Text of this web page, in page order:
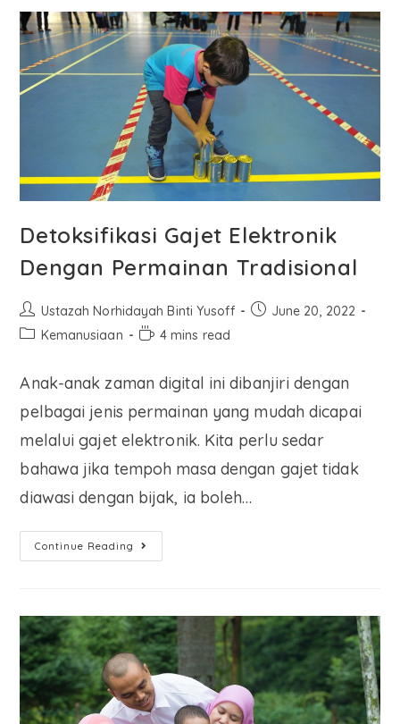
Detoksifikasi Gajet Elektronik
Dengan Permainan Tradisional
Ustazah Norhidayah Binti Yusoff
June 20, 2022
Kemanusiaan
4 mins read
Anak-anak zaman digital ini dibanjiri dengan
pelbagai jenis permainan yang mudah dicapai
melalui gajet elektronik. Kita perlu sedar
bahawa jika tempoh masa dengan gajet tidak
diawasi dengan bijak, ia boleh…
Continue Reading